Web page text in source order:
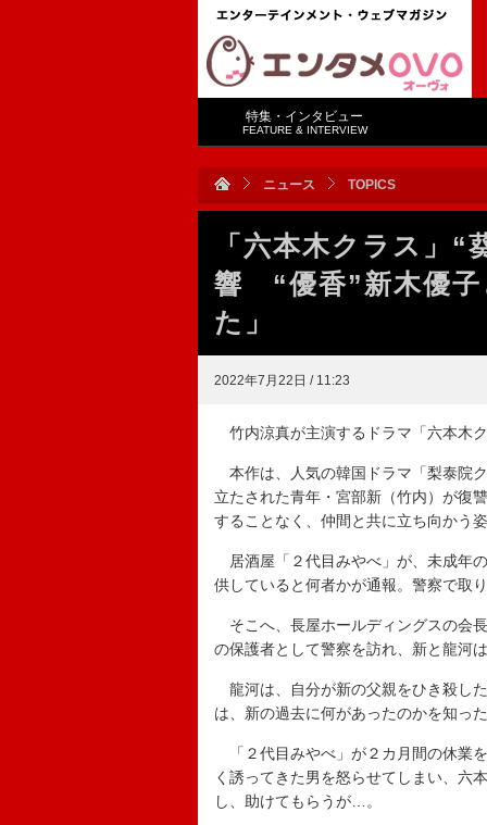
特集・インタビュー
FEATURE & INTERVIEW
ニュース TOPICS
「六本木クラス」
響 “優香”新木優子
た」
2022年7月22日 / 11:23
竹内涼真が主演するドラマ「六本木
本作は、人気の韓国ドラマ「梨泰院
立たされた青年・宮部新（竹内）が復
することなく、仲間と共に立ち向かう
居酒屋「２代目みやべ」が、未成年
供していると何者かが通報。警察で取
そこへ、長屋ホールディングスの会
の保護者として警察を訪れ、新と龍河
龍河は、自分が新の父親をひき殺し
は、新の過去に何があったのかを知っ
「２代目みやべ」が２カ月間の休業
く誘ってきた男を怒らせてしまい、六
し、助けてもらうが…。